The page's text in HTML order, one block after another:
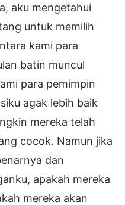
aku mengetahui
untuk memilih
kami para
batin muncul
para pemimpin
agak lebih baik
mereka telah
cocok. Namun jika
dan
apakah mereka
mereka akan